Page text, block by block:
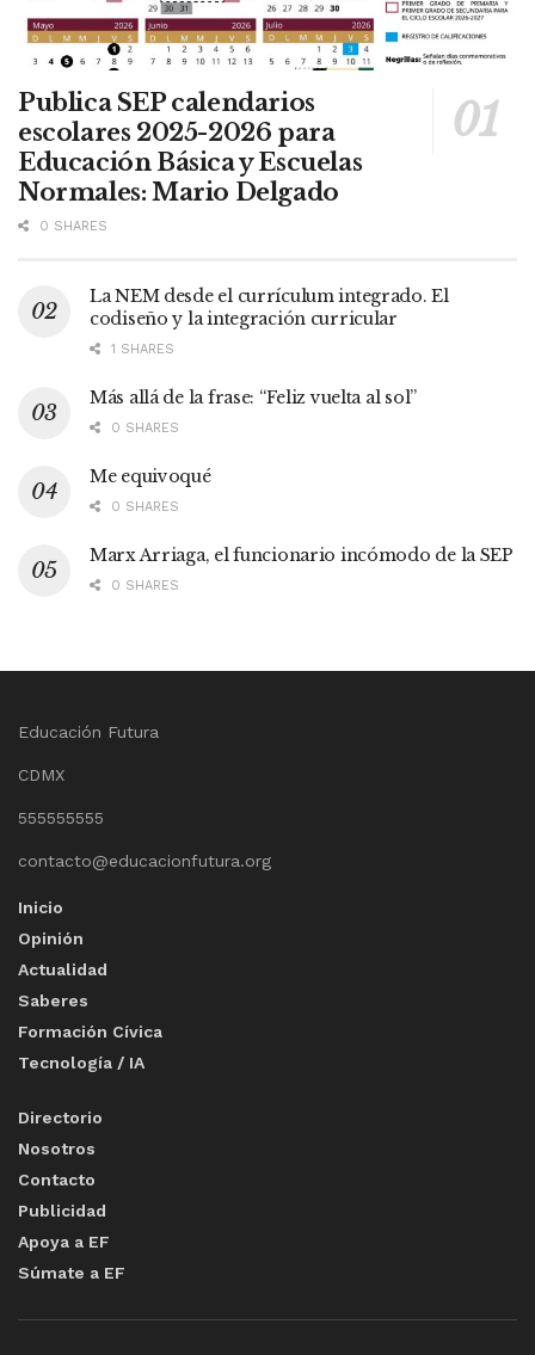
Publica SEP calendarios
escolares 2025-2026 para
Educación Básica y Escuelas
Normales: Mario Delgado
0 SHARES
La NEM desde el currículum integrado. El
codiseño y la integración curricular
1 SHARES
Más allá de la frase: “Feliz vuelta al sol”
0 SHARES
Me equivoqué
0 SHARES
Marx Arriaga, el funcionario incómodo de la SEP
0 SHARES
Educación Futura
CDMX
555555555
contacto@educacionfutura.org
Inicio
Opinión
Actualidad
Saberes
Formación Cívica
Tecnología / IA
Directorio
Nosotros
Contacto
Publicidad
Apoya a EF
Súmate a EF